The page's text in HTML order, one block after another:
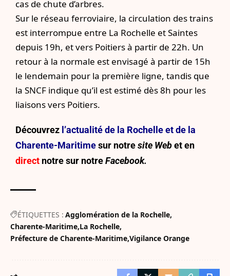
cas de chute d’arbres.
Sur le réseau ferroviaire, la circulation des trains
est interrompue entre La Rochelle et Saintes
depuis 19h, et vers Poitiers à partir de 22h. Un
retour à la normale est envisagé à partir de 15h
le lendemain pour la première ligne, tandis que
la SNCF indique qu’il est estimé dès 8h pour les
liaisons vers Poitiers.
Découvrez l’actualité de la Rochelle et de la
Charente-Maritimesur notresite Webet en
direct notre sur notreFacebook.
ÉTIQUETTES : Agglomération de la Rochelle
Charente-Maritime La Rochelle
Préfecture de Charente-Maritime Vigilance Orange